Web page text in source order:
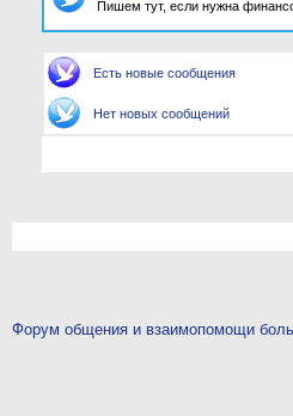
Пишем тут, если нужна
Есть новые сообщения
Нет новых сообщений
Форум общения и взаимопомощи